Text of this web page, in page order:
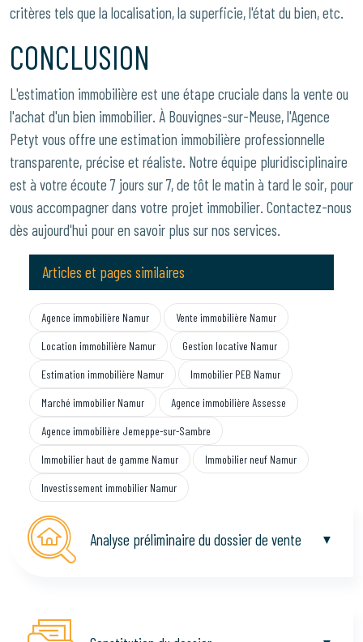
critères tels que la localisation, la superficie, l'état du bien, etc.
CONCLUSION
L'estimation immobilière est une étape cruciale dans la vente ou
l'achat d'un bien immobilier. À Bouvignes-sur-Meuse, l'Agence
Petyt vous offre une estimation immobilière professionnelle
transparente, précise et réaliste. Notre équipe pluridisciplinaire
est à votre écoute 7 jours sur 7, de tôt le matin à tard le soir, pour
vous accompagner dans votre projet immobilier. Contactez-nous
dès aujourd'hui pour en savoir plus sur nos services.
Articles et pages similaires
Agence immobilière Namur Vente immobilière Namur
Location immobilière Namur Gestion locative Namur
Estimation immobilière Namur Immobilier PEB Namur
Marché immobilier Namur Agence immobilière Assesse
Agence immobilière Jemeppe-sur-Sambre
Immobilier haut de gamme Namur Immobilier neuf Namur
Investissement immobilier Namur
Analyse préliminaire du dossier de vente